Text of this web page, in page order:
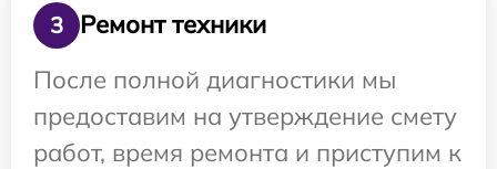
3
Ремонт техники
После полной диагностики мы
предоставим на утверждение смету
работ, время ремонта и приступим к